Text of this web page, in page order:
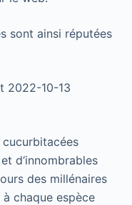
sont ainsi réputées
2022-10-13
d‘innombrables
des millénaires
chaque espèce